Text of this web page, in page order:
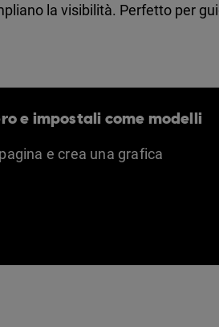
la visibilità. Perfetto per
e impostali come modelli
e crea una grafica